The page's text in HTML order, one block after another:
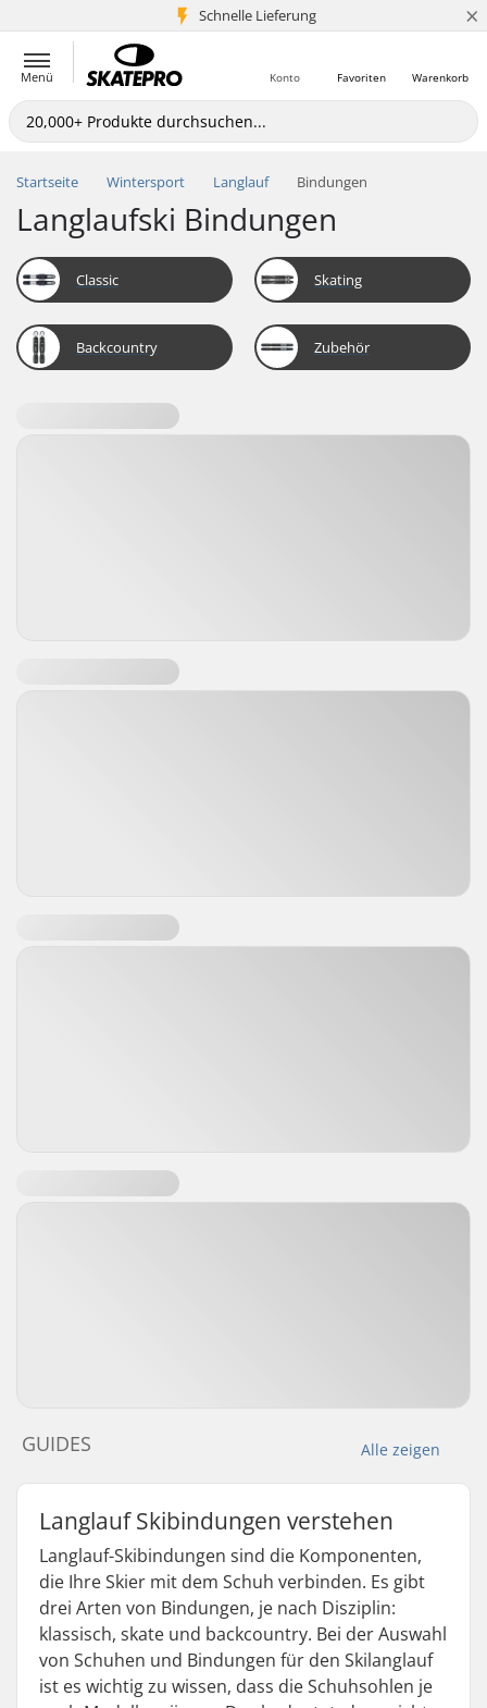
Schnelle Lieferung
5+ Mio. Kunden ×
Menü Warenkorb
Favoriten
Konto
Startseite Wintersport Langlauf Bindungen
Langlaufski Bindungen
Classic Skating
Backcountry Zubehör
Alle zeigen
GUIDES
Langlauf Skibindungen verstehen
Langlauf-Skibindungen sind die Komponenten,
die Ihre Skier mit dem Schuh verbinden. Es gibt
drei Arten von Bindungen, je nach Disziplin:
klassisch, skate und backcountry. Bei der Auswahl
von Schuhen und Bindungen für den Skilanglauf
ist es wichtig zu wissen, dass die Schuhsohlen je